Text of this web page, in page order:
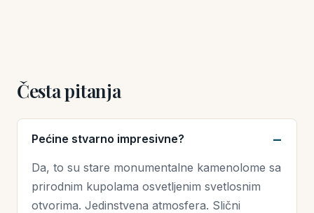
Česta pitanja
Pećine stvarno impresivne?
Da, to su stare monumentalne kamenolome sa
prirodnim kupolama osvetljenim svetlosnim
otvorima. Jedinstvena atmosfera. Slični